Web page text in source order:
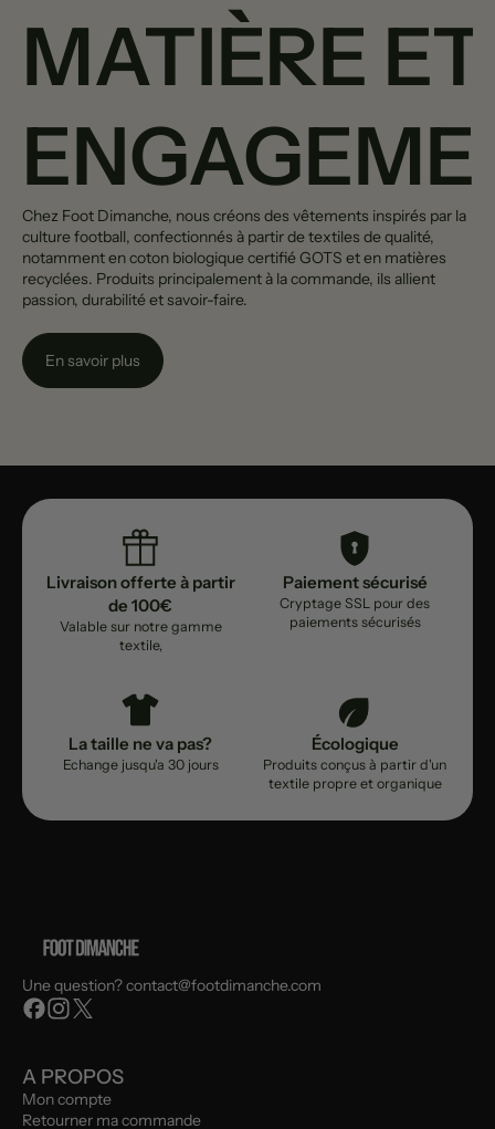
MATIÈRE ET
Chez Foot Dimanche, nous créons des vêtements inspirés par la
culture football, confectionnés à partir de textiles de qualité,
notamment en coton biologique certifié GOTS et en matières
recyclées. Produits principalement à la commande, ils allient
passion, durabilité et savoir-faire.
En savoir plus
Livraison offerte à partir
de 100€
Valable sur notre gamme
textile,
Paiement sécurisé
Cryptage SSL pour des
paiements sécurisés
La taille ne va pas?
Echange jusqu'a 30 jours
Écologique
Produits conçus à partir d'un
textile propre et organique
Une question? contact@footdimanche.com
A PROPOS
Mon compte
Retourner ma commande